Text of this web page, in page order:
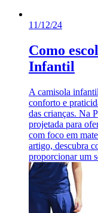
11/12/24
Como
Infantil
A camisola
conforto e
das crianças. Na
projetada para
com foco em
artigo, descubra
proporcionar um